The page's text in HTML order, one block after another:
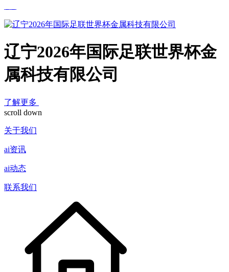
辽宁2026年国际足联世界杯金
属科技有限公司
了解更多
scroll down
关于我们
ai资讯
ai动态
联系我们